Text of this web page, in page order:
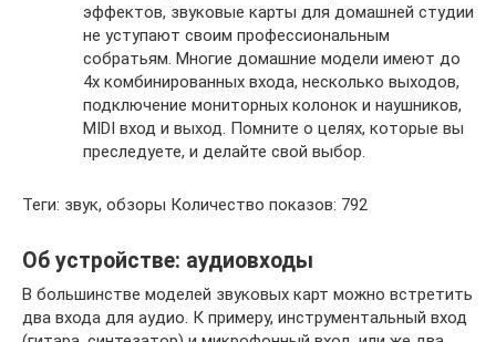
эффектов, звуковые карты для домашней студии
не уступают своим профессиональным
собратьям. Многие домашние модели имеют до
4х комбинированных входа, несколько выходов,
подключение мониторных колонок и наушников,
MIDI вход и выход. Помните о целях, которые вы
преследуете, и делайте свой выбор.
Теги: звук, обзоры Количество показов: 792
Об устройстве: аудиовходы
В большинстве моделей звуковых карт можно встретить
два входа для аудио. К примеру, инструментальный вход